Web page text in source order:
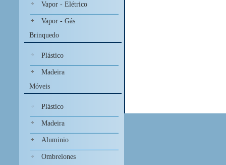
Vapor - Elétrico
Vapor - Gás
Brinquedo
Plástico
Madeira
Móveis
Plástico
Madeira
Aluminio
Ombrelones